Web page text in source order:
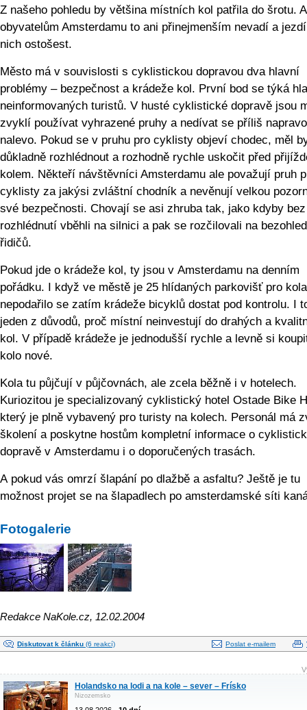
Z našeho pohledu by většina místních kol patřila do šrotu.
obyvatelům Amsterdamu to ani přinejmenším nevadí a
nich ostošest.
Město má v souvislosti s cyklistickou dopravou dva hlavní
problémy – bezpečnost a krádeže kol. První bod se týká
neinformovaných turistů. V husté cyklistické dopravě jsou
zvyklí používat vyhrazené pruhy a nedívat se příliš
nalevo. Pokud se v pruhu pro cyklisty objeví chodec, měl
důkladně rozhlédnout a rozhodně rychle uskočit před
kolem. Někteří návštěvníci Amsterdamu ale považují pruh
cyklisty za jakýsi zvláštní chodník a nevěnují velkou
své bezpečnosti. Chovají se asi zhruba tak, jako kdyby bez
rozhlédnutí vběhli na silnici a pak se rozčilovali na
řidičů.
Pokud jde o krádeže kol, ty jsou v Amsterdamu na denním
pořádku. I když ve městě je 25 hlídaných parkovišť pro
nepodařilo se zatím krádeže bicyklů dostat pod kontrolu. I
jeden z důvodů, proč místní neinvestují do drahých a
kol. V případě krádeže je jednodušší rychle a levně si
kolo nové.
Kola tu půjčují v půjčovnách, ale zcela běžně i v hotelech.
Kuriozitou je specializovaný cyklistický hotel Ostade Bike
který je plně vybavený pro turisty na kolech. Personál má
školení a poskytne hostům kompletní informace o
dopravě v Amsterdamu i o doporučených trasách.
A pokud vás omrzí šlapání po dlažbě a asfaltu? Ještě je tu
možnost projet se na šlapadlech po amsterdamské síti
Fotogalerie
Redakce NaKole.cz, 12.02.2004
Diskutovat k článku (6 reakcí) Poslat e-mailem
Holandsko na lodi a na kole – sever – Frísko
Nizozemsko